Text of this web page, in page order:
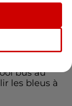
bus au
les bleus à